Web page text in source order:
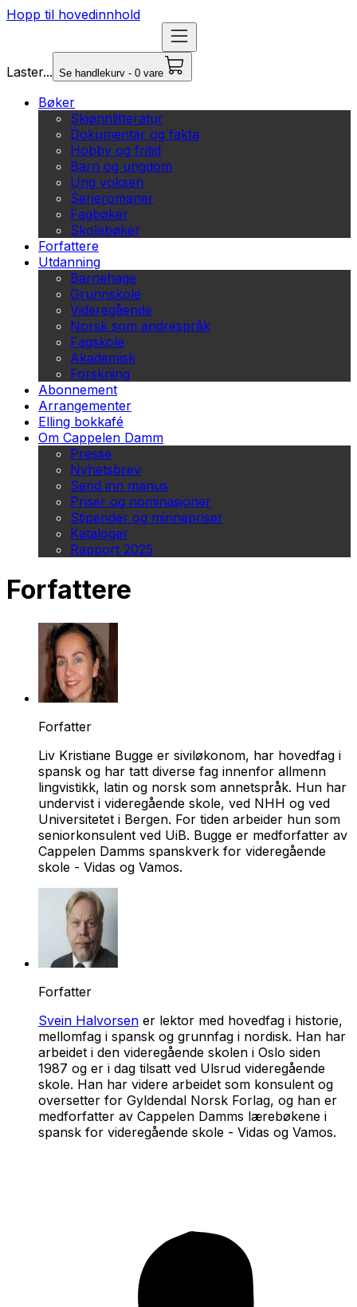
Hopp til hovedinnhold
Laster... Se handlekurv - 0 vare
Bøker
Skjønnlitteratur
Dokumentar og fakta
Hobby og fritid
Barn og ungdom
Ung voksen
Serieromaner
Fagbøker
Skolebøker
Forfattere
Utdanning
Barnehage
Grunnskole
Videregående
Norsk som andrespråk
Fagskole
Akademisk
Forskning
Abonnement
Arrangementer
Elling bokkafé
Om Cappelen Damm
Presse
Nyhetsbrev
Send inn manus
Priser og nominasjoner
Stipender og minnepriser
Kataloger
Rapport 2025
Forfattere
Forfatter
Liv Kristiane Bugge er siviløkonom, har hovedfag i
spansk og har tatt diverse fag innenfor allmenn
lingvistikk, latin og norsk som annetspråk. Hun har
undervist i videregående skole, ved NHH og ved
Universitetet i Bergen. For tiden arbeider hun som
seniorkonsulent ved UiB. Bugge er medforfatter av
Cappelen Damms spanskverk for videregående
skole - Vidas og Vamos.
Forfatter
Svein Halvorsen er lektor med hovedfag i historie,
mellomfag i spansk og grunnfag i nordisk. Han har
arbeidet i den videregående skolen i Oslo siden
1987 og er i dag tilsatt ved Ulsrud videregående
skole. Han har videre arbeidet som konsulent og
oversetter for Gyldendal Norsk Forlag, og han er
medforfatter av Cappelen Damms lærebøkene i
spansk for videregående skole - Vidas og Vamos.